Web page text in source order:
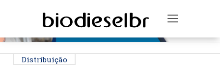
Toggle
Distribuição